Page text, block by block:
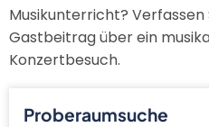
Musikunterricht? Verfassen
Gastbeitrag über ein
Konzertbesuch.
Proberaumsuche